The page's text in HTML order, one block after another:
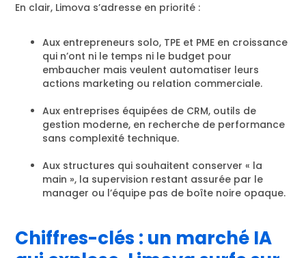
En clair, Limova s’adresse en priorité :
Aux entrepreneurs solo, TPE et PME en croissance
qui n’ont ni le temps ni le budget pour
embaucher mais veulent automatiser leurs
actions marketing ou relation commerciale.
Aux entreprises équipées de CRM, outils de
gestion moderne, en recherche de performance
sans complexité technique.
Aux structures qui souhaitent conserver « la
main », la supervision restant assurée par le
manager ou l’équipe pas de boîte noire opaque.
Chiffres-clés : un marché IA